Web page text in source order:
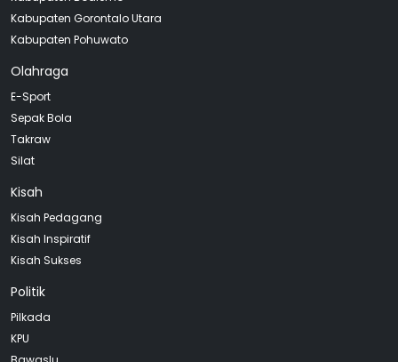
Kabupaten Gorontalo Utara
Kabupaten Pohuwato
Olahraga
E-Sport
Sepak Bola
Takraw
Silat
Kisah
Kisah Pedagang
Kisah Inspiratif
Kisah Sukses
Politik
Pilkada
KPU